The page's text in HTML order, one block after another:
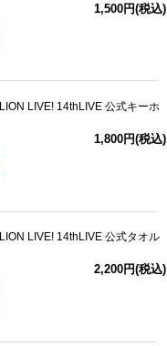
1,500円(税込)
LIVE! 14thLIVE 公式キーホ
1,800円(税込)
LIVE! 14thLIVE 公式タオル
2,200円(税込)